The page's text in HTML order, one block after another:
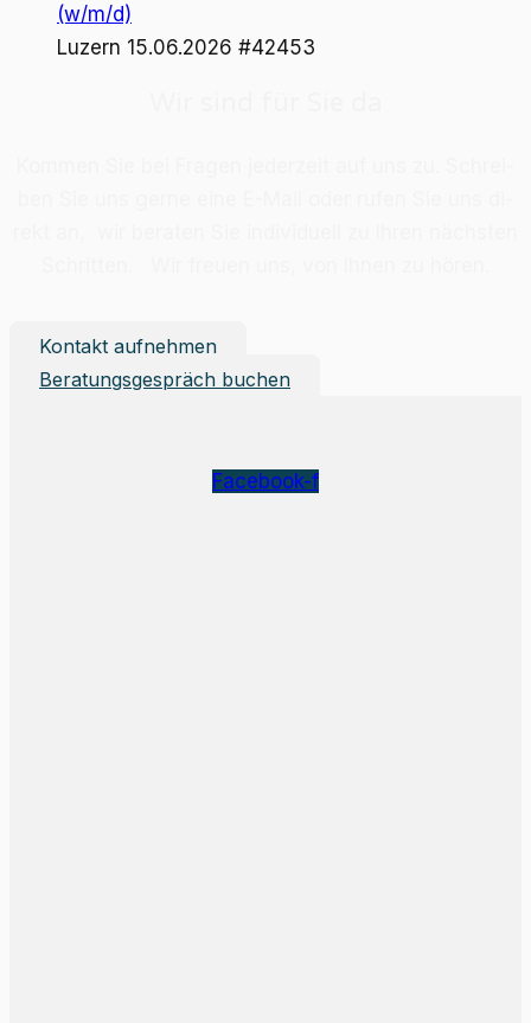
(w/m/d)
Luzern 15.06.2026 #42453
Kontakt aufnehmen
Beratungsgespräch buchen
Facebook-f